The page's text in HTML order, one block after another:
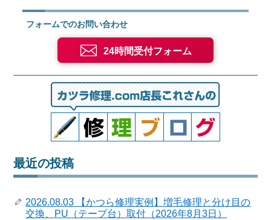
フォームでのお問い合わせ
24時間受付フォーム
最近の投稿
2026.08.03 【かつら修理実例】増毛修理と分け目の
交換、PU（テープ台）取付（2026年8月3日）